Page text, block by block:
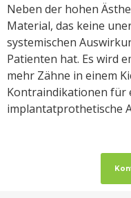
Neben der hohen
Material, das keine
systemischen
Patienten hat. Es wird
mehr Zähne in einem
Kontraindikationen für
implantatprothetische